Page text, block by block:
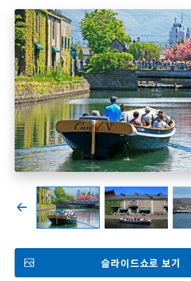
추천코스
지역 가이드
음식문화
예약
교통
홋카이도 둘러보기
여행 테마로 검색
빗속에서 만끽
7개의 국립공원
절경을 만나는 여행
기초지식
즐겨찾기
Face
book
Insta
gram
YouT
ube
Insta
gram
포토갤러리
영상갤러리
팸플릿
슬라이드쇼로 보기